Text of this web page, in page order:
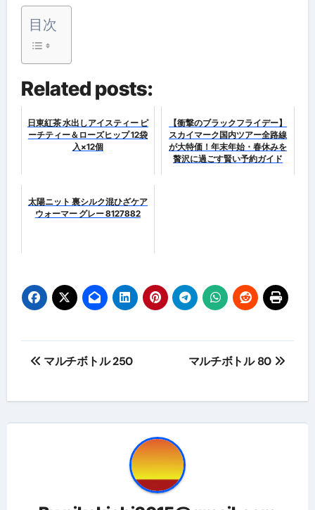
目次
Related posts:
日東紅茶 水出しアイスティー ピ
ーチティー＆ローズヒップ 12袋
入×12個
【衝撃のブラックフライデー】
スカイマーク国内ツアー全路線
が大特価！年末年始・春休みを
贅沢に過ごす賢い予約ガイド
太陽ニット 裏シルク混ひざケア
ウォーマー グレー 8127882
投 マルチボトル 250 マルチボトル 80